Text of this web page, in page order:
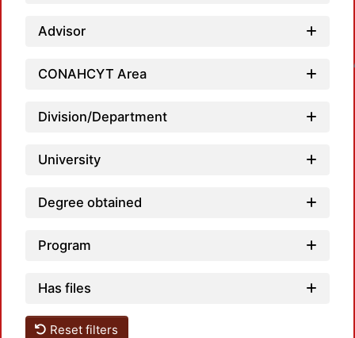
Advisor
CONAHCYT Area
Division/Department
University
Degree obtained
Program
Has files
Reset filters